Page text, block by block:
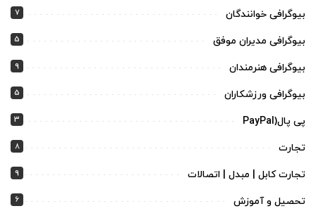
بیوگرافی خوانندگان 7
بیوگرافی مدیران موفق 5
بیوگرافی هنرمندان 9
بیوگرافی ورزشکاران 5
پی پال(PayPal 3
تجارت 8
تجارت کابل | مبدل | اتصالات 9
تحصیل و آموزش 6